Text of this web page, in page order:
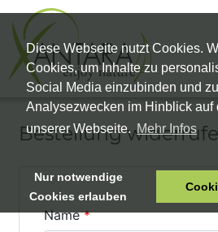
Diese Webseite nutzt Cookies.
Cookies, um Inhalte zu
Social Media einzubinden und zu
Analysezwecken im Hinblick auf
unserer Webseite. Mehr Infos
Nur notwendige
Cookies erlauben
HOME
TIERNAHRUNG
Bestellung